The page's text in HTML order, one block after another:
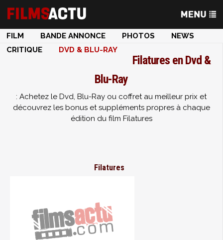
FILM BANDE ANNONCE PHOTOS
NEWS
CRITIQUE
DVD & BLU-RAY
Filatures en Dvd &
Blu-Ray
: Achetez le Dvd, Blu-Ray ou coffret au meilleur prix et
découvrez les bonus et suppléments propres à chaque
édition du film Filatures
Filatures